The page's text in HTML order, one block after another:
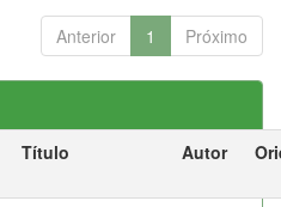
Anterior 1 Próximo
Título Autor